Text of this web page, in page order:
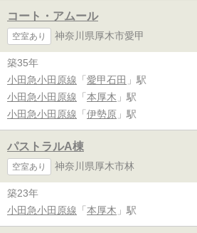
コート・アムール
空室あり 神奈川県厚木市愛甲
築35年
小田急小田原線 「 愛甲石田 」駅
小田急小田原線 「 本厚木 」駅
小田急小田原線 「 伊勢原 」駅
パストラルA棟
空室あり 神奈川県厚木市林
築23年
小田急小田原線 「 本厚木 」駅